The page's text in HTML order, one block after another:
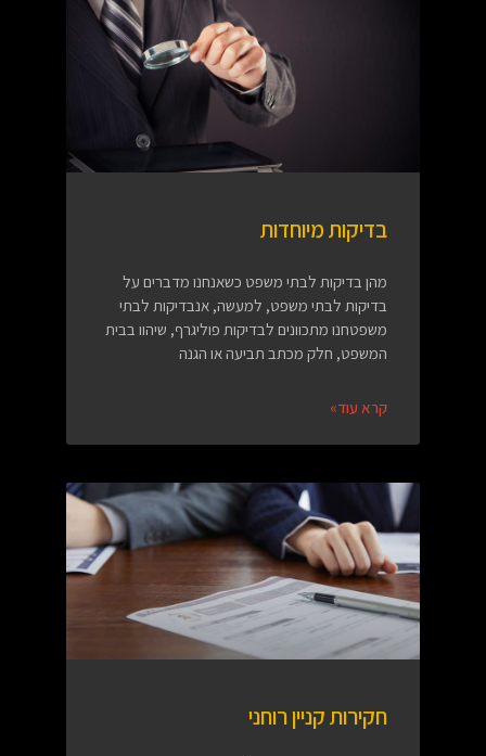
בדיקות מיוחדות
מהן בדיקות לבתי משפט כשאנחנו מדברים על
בדיקות לבתי משפט, למעשה, אנבדיקות לבתי
משפטחנו מתכוונים לבדיקות פוליגרף, שיהוו בבית
המשפט, חלק מכתב תביעה או הגנה
קרא עוד»
חקירות קניין רוחני